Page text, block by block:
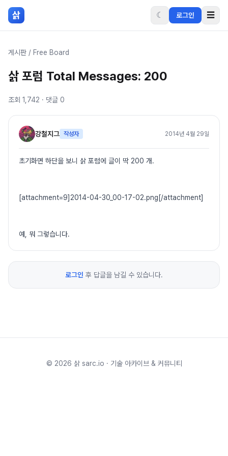
본문 바로가기
삵 ☾ 로그인 ☰
게시판 / Free Board
삵 포럼 Total Messages: 200
조회 1,742 · 댓글 0
강철지그 작성자 2014년 4월 29일
초기화면 하단을 보니 삵 포럼에 글이 딱 200 개.
[attachment=9]2014-04-30_00-17-02.png[/attachment]
예, 뭐 그렇습니다.
로그인 후 답글을 남길 수 있습니다.
© 2026 삵 sarc.io · 기술 아카이브 & 커뮤니티